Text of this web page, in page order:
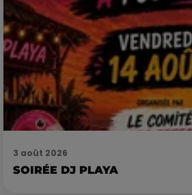
3 août 2026
SOIRÉE DJ PLAYA